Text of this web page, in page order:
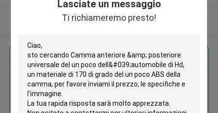
Lasciate un messaggio
Ti richiameremo presto!
Osservi più
Ottieni il miglior prezzo per
Camma anteriore & posteriore
dell'automobile di Hd, un